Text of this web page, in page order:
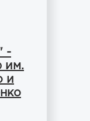
-
им.
и